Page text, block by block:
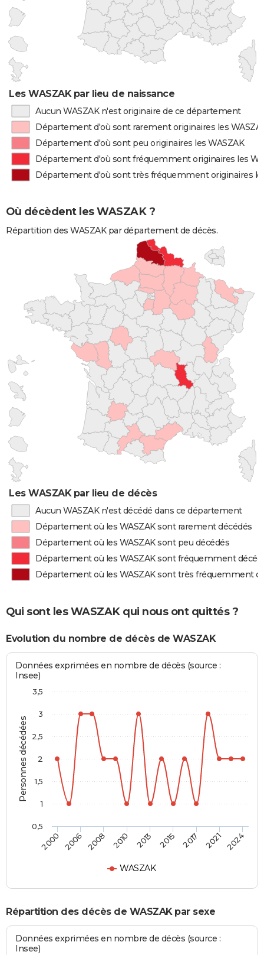
Les WASZAK par lieu de naissance
Aucun WASZAK n'est originaire de ce département
Département d'où sont rarement originaires les
Département d'où sont peu originaires les WASZAK
Département d'où sont fréquemment originaires les
Département d'où sont très fréquemment originaires
Où décèdent les WASZAK ?
Répartition des WASZAK par département de décès.
Les WASZAK par lieu de décès
Aucun WASZAK n'est décédé dans ce département
Département où les WASZAK sont rarement décédés
Département où les WASZAK sont peu décédés
Département où les WASZAK sont fréquemment
Département où les WASZAK sont très fréquemment
Qui sont les WASZAK qui nous ont quittés ?
Evolution du nombre de décès de WASZAK
Personnes décédées
Données exprimées en nombre de décès (source :
Insee)
WASZAK
2000 2006 2008 2010 2013 2015 2017 2021 2024
0,5
1
1,5
2
2,5
3
3,5
Répartition des décès de WASZAK par sexe
Données exprimées en nombre de décès (source :
Insee)